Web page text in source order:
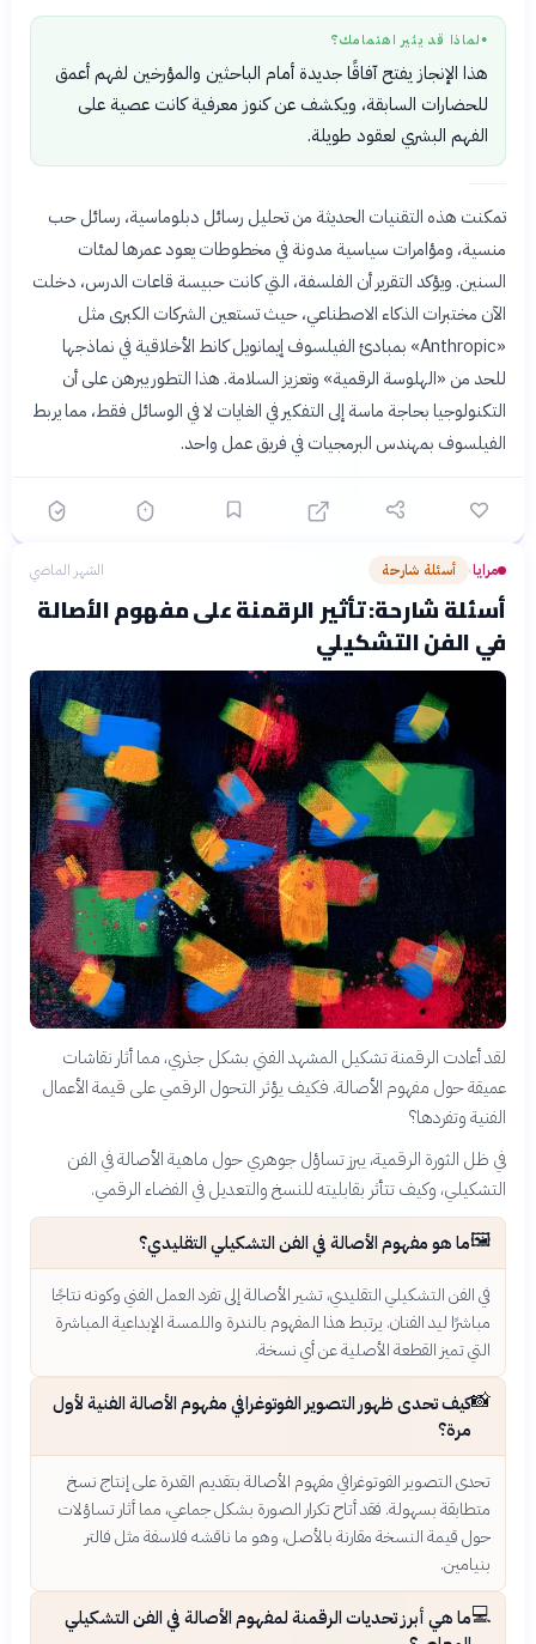
● لماذا قد يثير اهتمامك؟
هذا الإنجاز يفتح آفاقًا جديدة أمام الباحثين والمؤرخين لفهم أعمق
للحضارات السابقة، ويكشف عن كنوز معرفية كانت عصية على
الفهم البشري لعقود طويلة.
تمكنت هذه التقنيات الحديثة من تحليل رسائل دبلوماسية، رسائل حب
منسية، ومؤامرات سياسية مدونة في مخطوطات يعود عمرها لمئات
السنين. ويؤكد التقرير أن الفلسفة، التي كانت حبيسة قاعات الدرس، دخلت
الآن مختبرات الذكاء الاصطناعي، حيث تستعين الشركات الكبرى مثل
«Anthropic» بمبادئ الفيلسوف إيمانويل كانط الأخلاقية في نماذجها
للحد من «الهلوسة الرقمية» وتعزيز السلامة. هذا التطور يبرهن على أن
التكنولوجيا بحاجة ماسة إلى التفكير في الغايات لا في الوسائل فقط، مما يربط
الفيلسوف بمهندس البرمجيات في فريق عمل واحد.
مرايا› أسئلة شارحة الشهر الماضي
أسئلة شارحة: تأثير الرقمنة على مفهوم الأصالة
في الفن التشكيلي
لقد أعادت الرقمنة تشكيل المشهد الفني بشكل جذري، مما أثار نقاشات
عميقة حول مفهوم الأصالة. فكيف يؤثر التحول الرقمي على قيمة الأعمال
الفنية وتفردها؟
في ظل الثورة الرقمية، يبرز تساؤل جوهري حول ماهية الأصالة في الفن
التشكيلي، وكيف تتأثر بقابليته للنسخ والتعديل في الفضاء الرقمي.
🖼️ما هو مفهوم الأصالة في الفن التشكيلي التقليدي؟
في الفن التشكيلي التقليدي، تشير الأصالة إلى تفرد العمل الفني وكونه نتاجًا
مباشرًا ليد الفنان. يرتبط هذا المفهوم بالندرة واللمسة الإبداعية المباشرة
التي تميز القطعة الأصلية عن أي نسخة.
📸كيف تحدى ظهور التصوير الفوتوغرافي مفهوم الأصالة الفنية لأول
مرة؟
تحدى التصوير الفوتوغرافي مفهوم الأصالة بتقديم القدرة على إنتاج نسخ
متطابقة بسهولة. فقد أتاح تكرار الصورة بشكل جماعي، مما أثار تساؤلات
حول قيمة النسخة مقارنة بالأصل، وهو ما ناقشه فلاسفة مثل فالتر
بنيامين.
💻ما هي أبرز تحديات الرقمنة لمفهوم الأصالة في الفن التشكيلي